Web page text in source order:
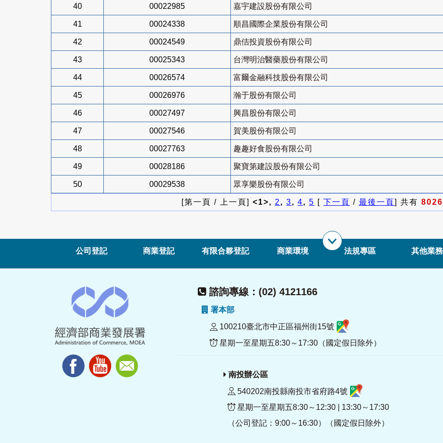
40 00022985 嘉宇建設股份有限公司
41 00024338 順昌國際企業股份有限公司
42 00024549 鼎佶投資股份有限公司
43 00025343 台灣明治醫藥股份有限公司
44 00026574 富爾金融科技股份有限公司
45 00026976 瀚于股份有限公司
46 00027497 興昌股份有限公司
47 00027546 賀美股份有限公司
48 00027763 趣趣好食股份有限公司
49 00028186 聚寶第建設股份有限公司
50 00029538 眾享樂股份有限公司
[第一頁 / 上一頁] <1>, 2, 3, 4, 5 [ 下一頁 / 最後一頁] 共有 8026
公司登記 商業登記 有限合夥登記 商業環境 法規專區 其他業務
諮詢專線：(02) 4121166
署本部
100210臺北市中正區福州街15號
星期一至星期五8:30～17:30（國定假日除外）
南投辦公區
540202南投縣南投市省府路4號
星期一至星期五8:30～12:30 | 13:30～17:30
（公司登記：9:00～16:30）（國定假日除外）